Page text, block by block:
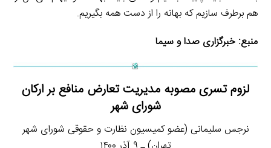
هم برطرف سازیم که بهانه را از دست همه بگیریم.
منبع:خبرگزاری صدا و سیما
لزوم تسری مصوبه مدیریت تعارض منافع بر ارکان
شورای شهر
نرجس سلیمانی (عضو کمیسیون نظارت و حقوقی شورای شهر